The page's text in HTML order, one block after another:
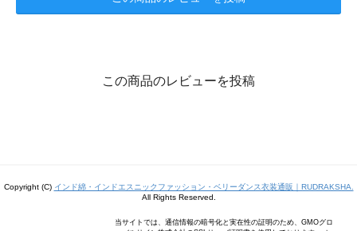
この商品のレビューを投稿
Copyright (C) インド綿・インドエスニックファッション・ベリーダンス衣装通販｜RUDRAKSHA.
All Rights Reserved.
当サイトでは、通信情報の暗号化と実在性の証明のため、GMOグロ